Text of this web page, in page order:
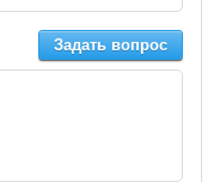
Задать вопрос